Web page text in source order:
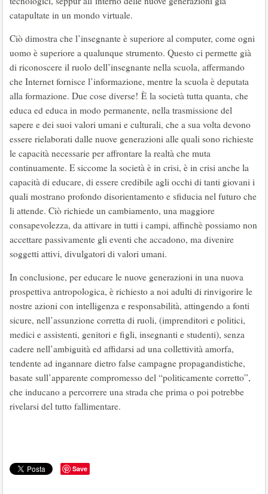
catapultate in un mondo virtuale.
Ciò dimostra che l’insegnante è superiore al computer, come ogni
uomo è superiore a qualunque strumento. Questo ci permette già
di riconoscere il ruolo dell’insegnante nella scuola, affermando
che Internet fornisce l’informazione, mentre la scuola è deputata
alla formazione. Due cose diverse! È la società tutta quanta, che
educa ed educa in modo permanente, nella trasmissione del
sapere e dei suoi valori umani e culturali, che a sua volta devono
essere rielaborati dalle nuove generazioni alle quali sono richieste
le capacità necessarie per affrontare la realtà che muta
continuamente. E siccome la società è in crisi, è in crisi anche la
capacità di educare, di essere credibile agli occhi di tanti giovani i
quali mostrano profondo disorientamento e sfiducia nel futuro che
li attende. Ciò richiede un cambiamento, una maggiore
consapevolezza, da attivare in tutti i campi, affinchè possiamo non
accettare passivamente gli eventi che accadono, ma divenire
soggetti attivi, divulgatori di valori umani.
In conclusione, per educare le nuove generazioni in una nuova
prospettiva antropologica, è richiesto a noi adulti di rinvigorire le
nostre azioni con intelligenza e responsabilità, attingendo a fonti
sicure, nell’assunzione corretta di ruoli, (imprenditori e politici,
medici e assistenti, genitori e figli, insegnanti e studenti), senza
cadere nell’ambiguità ed affidarsi ad una collettività amorfa,
tendente ad ingannare dietro false campagne propagandistiche,
basate sull’apparente compromesso del “politicamente corretto”,
che inducano a percorrere una strada che prima o poi potrebbe
rivelarsi del tutto fallimentare.
Save